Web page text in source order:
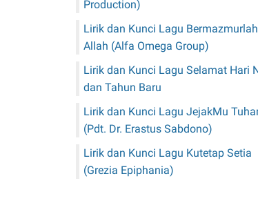
Production)
Lirik dan Kunci Lagu
Allah (Alfa Omega Group)
Lirik dan Kunci Lagu Selamat Hari
dan Tahun Baru
Lirik dan Kunci Lagu JejakMu
(Pdt. Dr. Erastus Sabdono)
Lirik dan Kunci Lagu Kutetap Setia
(Grezia Epiphania)